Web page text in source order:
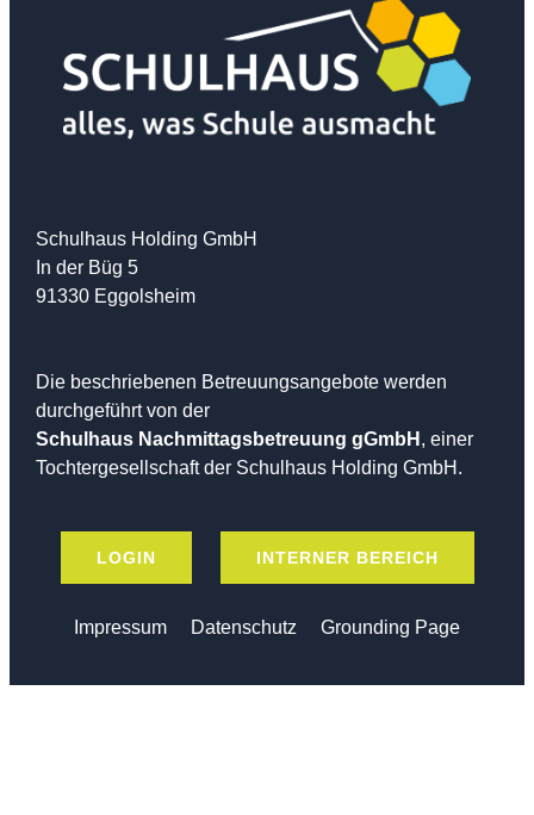
Schulhaus Holding GmbH
In der Büg 5
91330 Eggolsheim
Die beschriebenen Betreuungsangebote werden
durchgeführt von der
Schulhaus Nachmittagsbetreuung gGmbH , einer
Tochtergesellschaft der Schulhaus Holding GmbH.
LOGIN INTERNER BEREICH
Impressum Datenschutz Grounding Page